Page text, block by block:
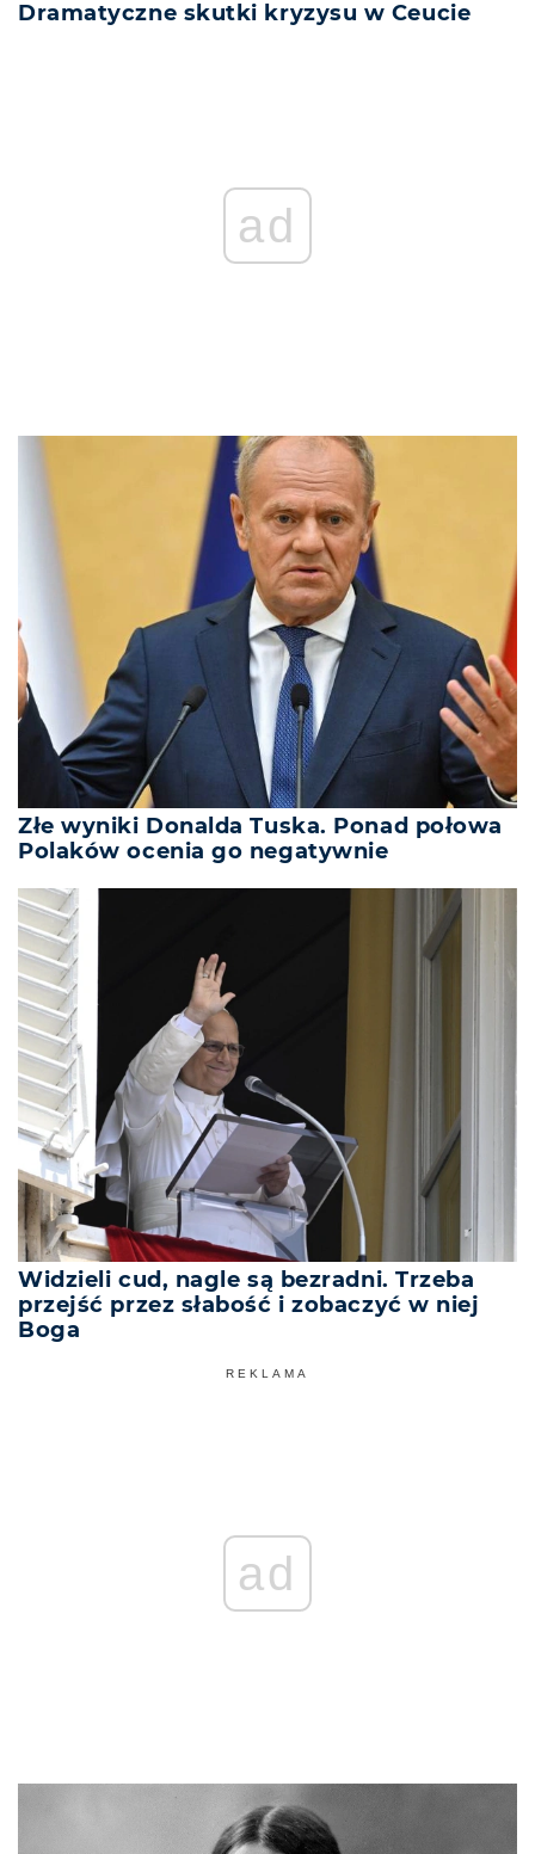
Dramatyczne skutki kryzysu w Ceucie
ad
Złe wyniki Donalda Tuska. Ponad połowa
Polaków ocenia go negatywnie
Widzieli cud, nagle są bezradni. Trzeba
przejść przez słabość i zobaczyć w niej
Boga
REKLAMA
ad